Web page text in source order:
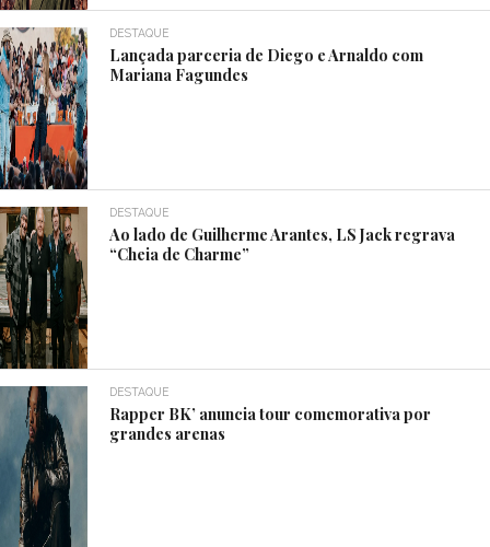
DESTAQUE
Lançada parceria de Diego e Arnaldo com
Mariana Fagundes
DESTAQUE
Ao lado de Guilherme Arantes, LS Jack regrava
“Cheia de Charme”
DESTAQUE
Rapper BK’ anuncia tour comemorativa por
grandes arenas